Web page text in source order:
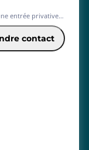
entrée privative,
découvrirez un
chambres, une salle
contact